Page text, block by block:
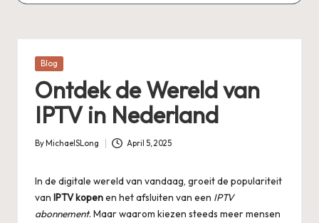
everything
Posted
Blog
Ontdek de Wereld van
IPTV in Nederland
Posted
By MichaelSLong April 5, 2025
In de digitale wereld van vandaag, groeit de populariteit
van IPTV kopenen het afsluiten van een IPTV
abonnement. Maar waarom kiezen steeds meer mensen